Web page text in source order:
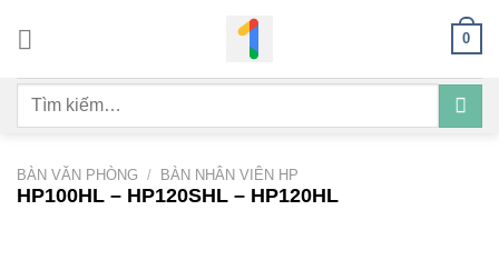
dung
0
Tìm
BÀN VĂN PHÒNG / BÀN NHÂN VIÊN HP
HP100HL – HP120SHL – HP120HL